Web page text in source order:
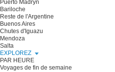
Puerto Madryn
Bariloche
Reste de l'Argentine
Buenos Aires
Chutes d'Iguazu
Mendoza
Salta
EXPLOREZ
PAR HEURE
Voyages de fin de semaine